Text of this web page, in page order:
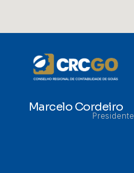
Marcelo Cordeiro
Presidente